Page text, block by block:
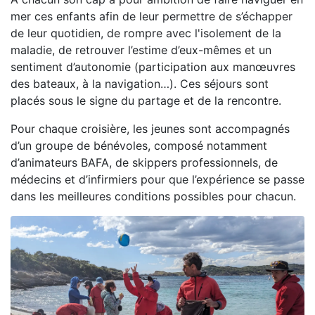
mer ces enfants afin de leur permettre de s’échapper
de leur quotidien, de rompre avec l'isolement de la
maladie, de retrouver l’estime d’eux-mêmes et un
sentiment d’autonomie (participation aux manœuvres
des bateaux, à la navigation…). Ces séjours sont
placés sous le signe du partage et de la rencontre.
Pour chaque croisière, les jeunes sont accompagnés
d’un groupe de bénévoles, composé notamment
d’animateurs BAFA, de skippers professionnels, de
médecins et d’infirmiers pour que l’expérience se passe
dans les meilleures conditions possibles pour chacun.